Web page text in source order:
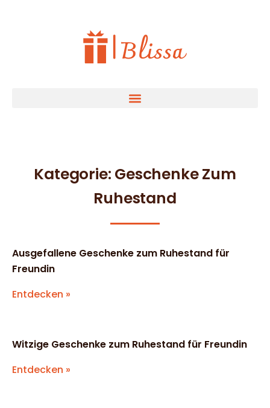
Kategorie: Geschenke Zum
Ruhestand
Ausgefallene Geschenke zum Ruhestand für
Freundin
Entdecken »
Witzige Geschenke zum Ruhestand für Freundin
Entdecken »